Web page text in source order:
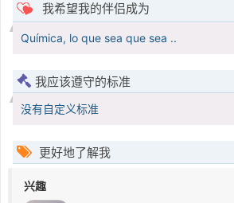
我希望我的伴侣成为
Química, lo que sea que sea ..
我应该遵守的标准
没有自定义标准
更好地了解我
兴趣